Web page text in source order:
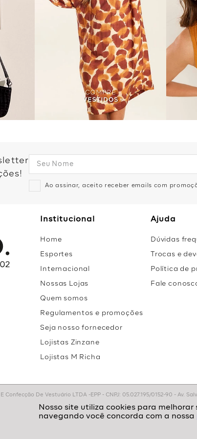
Ao assinar, aceito receber emails com
Institucional
Home
Esportes
Internacional
Nossas Lojas
Quem somos
Regulamentos e promoções
Seja nosso fornecedor
Lojistas Zinzane
Lojistas M Richa
Ajuda
Dúvidas
Trocas e
Política de
Fale
Confecção De Vestuário LTDA -EPP - CNPJ: 05.027.195/0152-90 - Av.